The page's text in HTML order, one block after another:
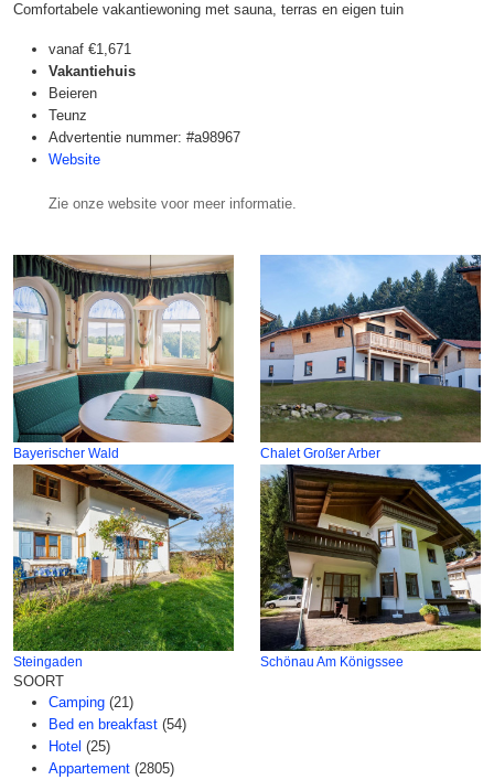
Comfortabele vakantiewoning met sauna, terras en eigen tuin
vanaf €1,671
Vakantiehuis
Beieren
Teunz
Advertentie nummer: #a98967
Website
Zie onze website voor meer informatie.
Bayerischer Wald Chalet Großer Arber
Steingaden Schönau Am Königssee
SOORT
Camping (21)
Bed en breakfast (54)
Hotel (25)
Appartement (2805)